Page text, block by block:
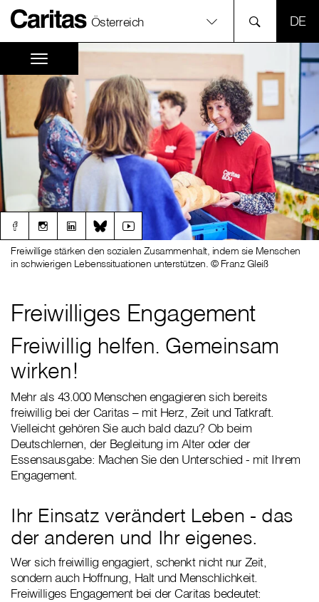
Österreich
Freiwilliges Engagement
Freiwillige stärken den sozialen Zusammenhalt, indem sie Menschen
in schwierigen Lebenssituationen unterstützen. © Franz Gleiß
Freiwillig helfen. Gemeinsam
wirken!
Mehr als 43.000 Menschen engagieren sich bereits
freiwillig bei der Caritas – mit Herz, Zeit und Tatkraft.
Vielleicht gehören Sie auch bald dazu? Ob beim
Deutschlernen, der Begleitung im Alter oder der
Essensausgabe: Machen Sie den Unterschied - mit Ihrem
Engagement.
Ihr Einsatz verändert Leben - das
der anderen und Ihr eigenes.
Wer sich freiwillig engagiert, schenkt nicht nur Zeit,
sondern auch Hoffnung, Halt und Menschlichkeit.
Freiwilliges Engagement bei der Caritas bedeutet: